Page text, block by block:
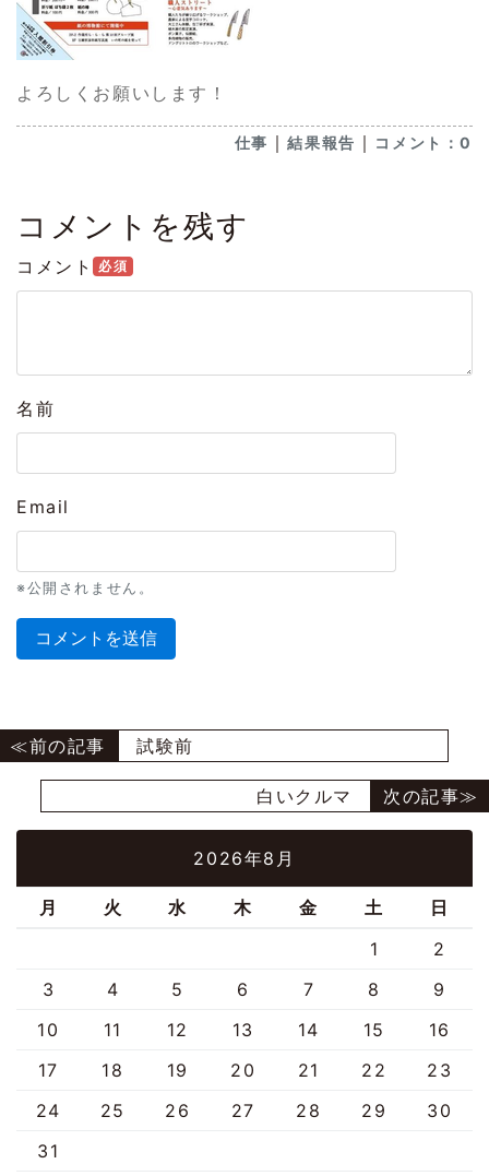
よろしくお願いします！
仕事 ｜結果報告 ｜ コメント：0
コメントを残す
コメント 必須
名前
Email
※公開されません。
試験前
白いクルマ
2026年8月
月 火 水 木 金 土 日
1
2
3
4 5 6 7 8
9
10
11 12 13 14 15
16
17
18 19 20 21 22
23
24
25 26 27 28 29
30
31